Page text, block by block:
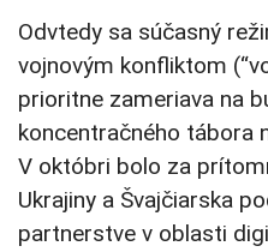
Odvtedy sa súčasný
vojnovým konfliktom
prioritne zameriava na
koncentračného tábora
V októbri bolo za
Ukrajiny a Švajčiarska
partnerstve v oblasti